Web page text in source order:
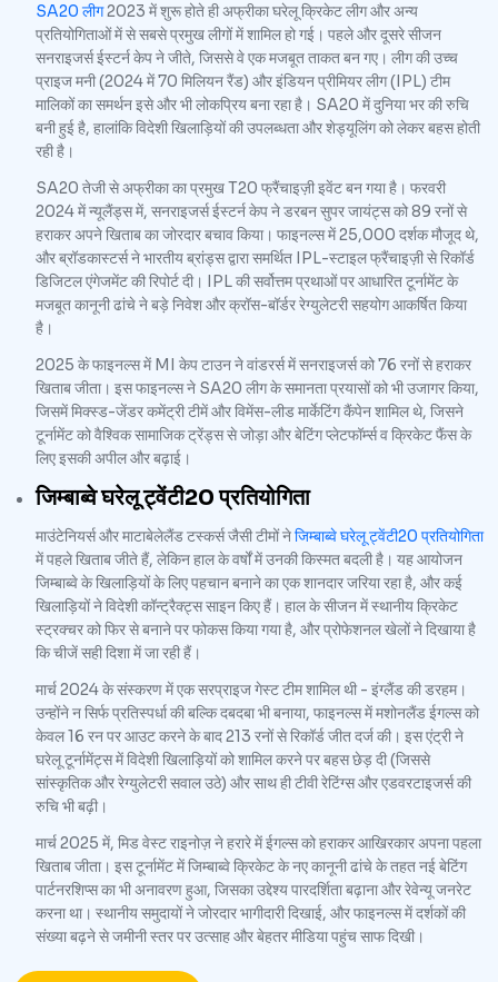
SA20 लीग2023 में शुरू होते ही अफ्रीका घरेलू क्रिकेट लीग और अन्य
प्रतियोगिताओं में से सबसे प्रमुख लीगों में शामिल हो गई। पहले और दूसरे सीजन
सनराइजर्स ईस्टर्न केप ने जीते, जिससे वे एक मजबूत ताकत बन गए। लीग की उच्च
प्राइज मनी (2024 में 70 मिलियन रैंड) और इंडियन प्रीमियर लीग (IPL) टीम
मालिकों का समर्थन इसे और भी लोकप्रिय बना रहा है। SA20 में दुनिया भर की रुचि
बनी हुई है, हालांकि विदेशी खिलाड़ियों की उपलब्धता और शेड्यूलिंग को लेकर बहस होती
रही है।
SA20 तेजी से अफ्रीका का प्रमुख T20 फ्रैंचाइज़ी इवेंट बन गया है। फरवरी
2024 में न्यूलैंड्स में, सनराइजर्स ईस्टर्न केप ने डरबन सुपर जायंट्स को 89 रनों से
हराकर अपने खिताब का जोरदार बचाव किया। फाइनल्स में 25,000 दर्शक मौजूद थे,
और ब्रॉडकास्टर्स ने भारतीय ब्रांड्स द्वारा समर्थित IPL-स्टाइल फ्रैंचाइज़ी से रिकॉर्ड
डिजिटल एंगेजमेंट की रिपोर्ट दी। IPL की सर्वोत्तम प्रथाओं पर आधारित टूर्नामेंट के
मजबूत कानूनी ढांचे ने बड़े निवेश और क्रॉस-बॉर्डर रेग्युलेटरी सहयोग आकर्षित किया
है।
2025 के फाइनल्स में MI केप टाउन ने वांडरर्स में सनराइजर्स को 76 रनों से हराकर
खिताब जीता। इस फाइनल्स ने SA20 लीग के समानता प्रयासों को भी उजागर किया,
जिसमें मिक्स्ड-जेंडर कमेंट्री टीमें और विमेंस-लीड मार्केटिंग कैंपेन शामिल थे, जिसने
टूर्नामेंट को वैश्विक सामाजिक ट्रेंड्स से जोड़ा और बेटिंग प्लेटफॉर्म्स व क्रिकेट फैंस के
लिए इसकी अपील और बढ़ाई।
जिम्बाब्वे घरेलू ट्वेंटी20 प्रतियोगिता
माउंटेनियर्स और माटाबेलेलैंड टस्कर्स जैसी टीमों नेजिम्बाब्वे घरेलू ट्वेंटी20 प्रतियोगिता
में पहले खिताब जीते हैं, लेकिन हाल के वर्षों में उनकी किस्मत बदली है। यह आयोजन
जिम्बाब्वे के खिलाड़ियों के लिए पहचान बनाने का एक शानदार जरिया रहा है, और कई
खिलाड़ियों ने विदेशी कॉन्ट्रैक्ट्स साइन किए हैं। हाल के सीजन में स्थानीय क्रिकेट
स्ट्रक्चर को फिर से बनाने पर फोकस किया गया है, और प्रोफेशनल खेलों ने दिखाया है
कि चीजें सही दिशा में जा रही हैं।
मार्च 2024 के संस्करण में एक सरप्राइज गेस्ट टीम शामिल थी - इंग्लैंड की डरहम।
उन्होंने न सिर्फ प्रतिस्पर्धा की बल्कि दबदबा भी बनाया, फाइनल्स में मशोनलैंड ईगल्स को
केवल 16 रन पर आउट करने के बाद 213 रनों से रिकॉर्ड जीत दर्ज की। इस एंट्री ने
घरेलू टूर्नामेंट्स में विदेशी खिलाड़ियों को शामिल करने पर बहस छेड़ दी (जिससे
सांस्कृतिक और रेग्युलेटरी सवाल उठे) और साथ ही टीवी रेटिंग्स और एडवरटाइजर्स की
रुचि भी बढ़ी।
मार्च 2025 में, मिड वेस्ट राइनोज़ ने हरारे में ईगल्स को हराकर आखिरकार अपना पहला
खिताब जीता। इस टूर्नामेंट में जिम्बाब्वे क्रिकेट के नए कानूनी ढांचे के तहत नई बेटिंग
पार्टनरशिप्स का भी अनावरण हुआ, जिसका उद्देश्य पारदर्शिता बढ़ाना और रेवेन्यू जनरेट
करना था। स्थानीय समुदायों ने जोरदार भागीदारी दिखाई, और फाइनल्स में दर्शकों की
संख्या बढ़ने से जमीनी स्तर पर उत्साह और बेहतर मीडिया पहुंच साफ दिखी।